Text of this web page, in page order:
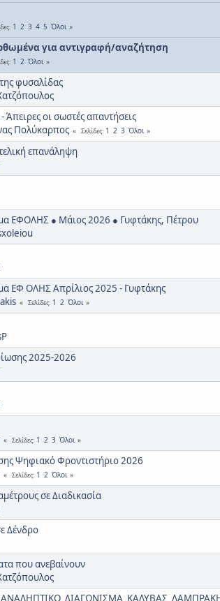
1 2 3 4 5 Όλοι
για αντιγραφή/αναζήτηση
1 2 Όλοι
φυσαλίδας
οι σωστές απαντήσεις
Πολύκαρπος Σελίδες 1 2 3 Όλοι
επανάληψη
ΕΦΟΛΗΣ ● Μάιος 2026 ● Γυφτάκης, Πέτρου
ΕΦ ΟΛΗΣ Απρίλιος 2025 - Γυφτάκης
Σελίδες 1 2 Όλοι
2025-2026
Σελίδες 1 2 3 Όλοι
Ψηφιακό Φροντιστήριο 2026
Σελίδες 1 2 Όλοι
σε Διαδικασία
Δένδρο
που ανεβαίνουν